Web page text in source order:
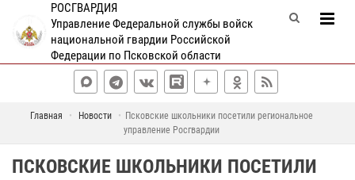
РОСГВАРДИЯ
Управление Федеральной службы войск
национальной гвардии Российской
Федерации по Псковской области
Главная Новости
Псковские школьники посетили региональное
управление Росгвардии
ПСКОВСКИЕ ШКОЛЬНИКИ ПОСЕТИЛИ